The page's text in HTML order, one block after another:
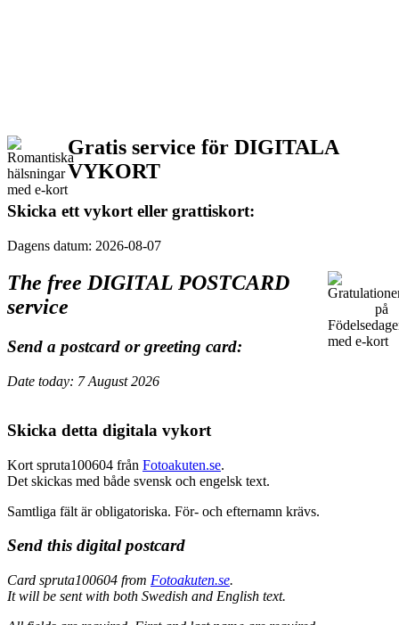
Gratis service för DIGITALA
VYKORT
Skicka ett vykort eller grattiskort:
Dagens datum: 2026-08-07
The free DIGITAL POSTCARD
service
Send a postcard or greeting card:
Date today: 7 August 2026
Skicka detta digitala vykort
Kort spruta100604 från Fotoakuten.se.
Det skickas med både svensk och engelsk text.
Samtliga fält är obligatoriska. För- och efternamn krävs.
Send this digital postcard
Card spruta100604 from Fotoakuten.se.
It will be sent with both Swedish and English text.